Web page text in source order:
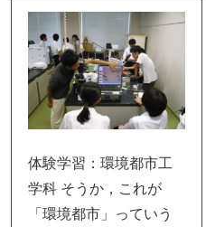
体験学習：環境都市工
学科 そうか，これが
「環境都市」っていう